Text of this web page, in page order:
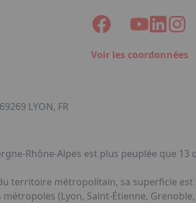
Qui sommes-nous ?
Accéder au complexe
Politique RSE
Voir les coordonnées
LYON, FR
Rhône-Alpes est plus peuplée que
territoire métropolitain, sa superficie est
(Lyon, Saint-Étienne,